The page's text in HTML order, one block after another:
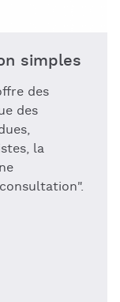
simples
des
des
la